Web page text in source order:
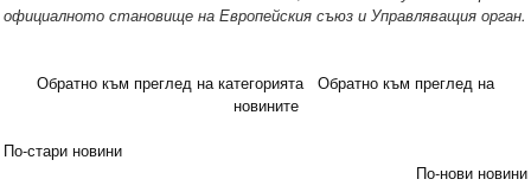
официалното становище на Европейския съюз и Управляващия орган.
Обратно към преглед на категорията
Обратно към преглед на
новините
По-стари новини
По-нови новини